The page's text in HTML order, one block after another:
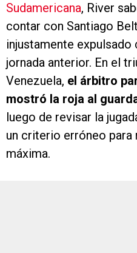
Sudamericana, River
contar con Santiago
injustamente
jornada anterior. En el
Venezuela, el árbitro
mostró la roja al
luego de revisar la
un criterio erróneo para
máxima.